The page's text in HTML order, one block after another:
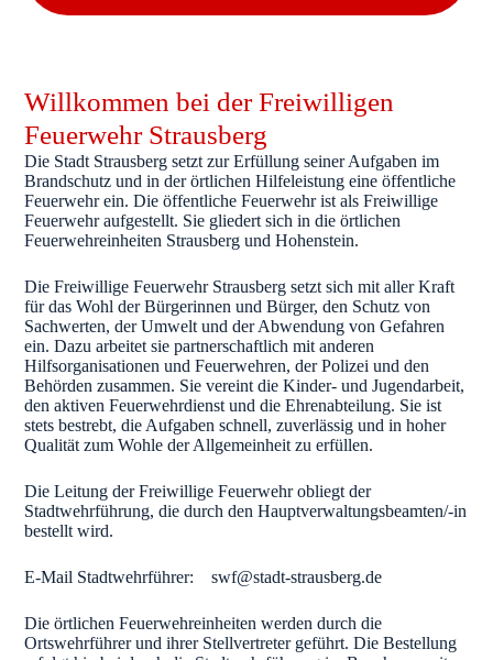
Willkommen bei der Freiwilligen
Feuerwehr Strausberg
Die Stadt Strausberg setzt zur Erfüllung seiner Aufgaben im
Brandschutz und in der örtlichen Hilfeleistung eine öffentliche
Feuerwehr ein. Die öffentliche Feuerwehr ist als Freiwillige
Feuerwehr aufgestellt. Sie gliedert sich in die örtlichen
Feuerwehreinheiten Strausberg und Hohenstein.
Die Freiwillige Feuerwehr Strausberg setzt sich mit aller Kraft
für das Wohl der Bürgerinnen und Bürger, den Schutz von
Sachwerten, der Umwelt und der Abwendung von Gefahren
ein. Dazu arbeitet sie partnerschaftlich mit anderen
Hilfsorganisationen und Feuerwehren, der Polizei und den
Behörden zusammen. Sie vereint die Kinder- und Jugendarbeit,
den aktiven Feuerwehrdienst und die Ehrenabteilung. Sie ist
stets bestrebt, die Aufgaben schnell, zuverlässig und in hoher
Qualität zum Wohle der Allgemeinheit zu erfüllen.
Die Leitung der Freiwillige Feuerwehr obliegt der
Stadtwehrführung, die durch den Hauptverwaltungsbeamten/-in
bestellt wird.
E-Mail Stadtwehrführer: swf@stadt-strausberg.de
Die örtlichen Feuerwehreinheiten werden durch die
Ortswehrführer und ihrer Stellvertreter geführt. Die Bestellung